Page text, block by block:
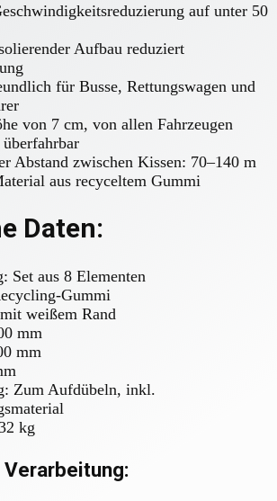
auf unter 50
Aufbau reduziert
für Busse, Rettungswagen und
von 7 cm, von allen Fahrzeugen
Abstand zwischen Kissen: 70–140 m
aus recyceltem Gummi
Daten:
Set aus 8 Elementen
Gummi
weißem Rand
mm
mm
Zum Aufdübeln, inkl.
kg